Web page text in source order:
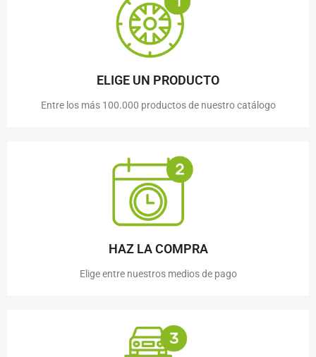
ELIGE UN PRODUCTO
Entre los más 100.000 productos de nuestro catálogo
HAZ LA COMPRA
Elige entre nuestros medios de pago